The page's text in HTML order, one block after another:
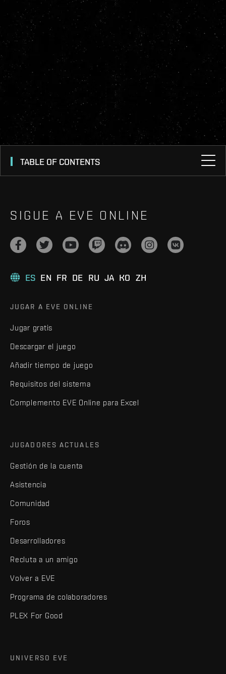
TABLE OF CONTENTS
SIGUE A EVE ONLINE
ES EN FR DE RU JA KO ZH
JUGAR A EVE ONLINE
Jugar gratis
Descargar el juego
Añadir tiempo de juego
Requisitos del sistema
Complemento EVE Online para Excel
JUGADORES ACTUALES
Gestión de la cuenta
Asistencia
Comunidad
Foros
Desarrolladores
Recluta a un amigo
Volver a EVE
Programa de colaboradores
PLEX For Good
UNIVERSO EVE